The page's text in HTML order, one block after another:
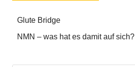
Glute Bridge
NMN – was hat es damit auf sich?